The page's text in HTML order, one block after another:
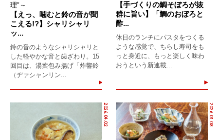
理”～
【えっ、噛むと鈴の音が聞
こえる!?】シャリシャリ
ッ...
鈴の音のようなシャリシャリと
した軽やかな音と歯ざわり。15
回目は、湯葉包み揚げ「炸響鈴
（ヂァシャンリン...
【手づくりの鯛そぼろが抜
群に旨い】「鯛のおぼろと
酢...
休日のランチにパスタをつくる
ような感覚で、ちらし寿司をも
っと身近に、もっと楽しく味わ
おうという新連載...
2026.04.02 2026.01.08